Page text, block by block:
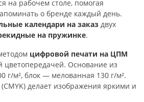
на рабочем столе, помогая
о бренде каждый день.
календари на заказ двух
на пружинке.
цифровой печати на ЦПМ
цветопередачей. Основание из
г/м², блок — мелованная 130 г/м².
делает изображения яркими и